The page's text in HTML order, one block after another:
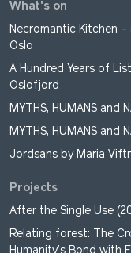
What's on
Necromantic Kitchen
Oslo
A Hundred Years of
Oslofjord
MYTHS, HUMANS and
MYTHS, HUMANS and
Jordsans by Maria
Projects
After the Single Use
Relating forest: The